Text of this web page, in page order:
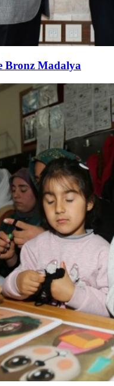
Bronz Madalya